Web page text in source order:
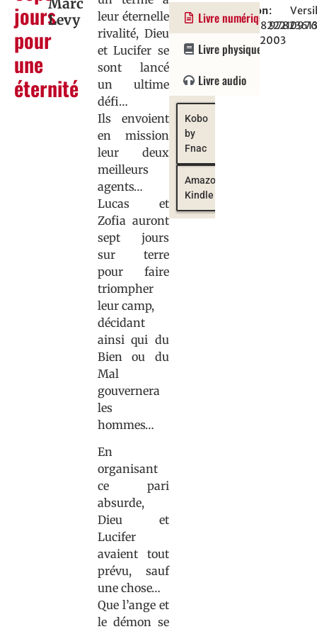
jours
pour
une
éternité
Levy
leur éternelle
rivalité, Dieu
et Lucifer se
sont lancé
un ultime
défi…
Ils envoient
en mission
leur deux
meilleurs
agents…
Lucas et
Zofia auront
sept jours
sur terre
pour faire
triompher
leur camp,
décidant
ainsi qui du
Bien ou du
Mal
gouvernera
les
hommes…
En
organisant
ce pari
absurde,
Dieu et
Lucifer
avaient tout
prévu, sauf
une chose…
Que l’ange et
le démon se
Livre numérique
Livre physique
Livre audio
Kobo
by
Fnac
Amazon
Kindle
Roman
parution
:
24/02/2003
: